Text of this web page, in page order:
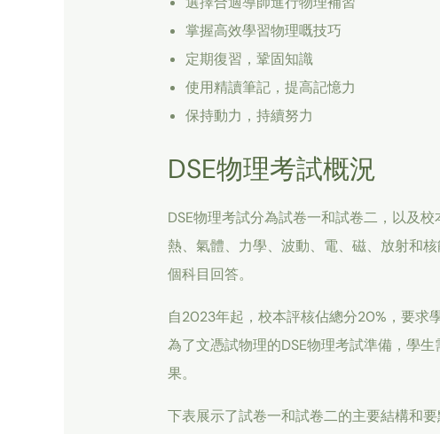
掌握高效學習物理嘅技巧
定期復習，鞏固知識
使用精讀筆記，提高記憶力
保持動力，持續努力
DSE物理考試概況
DSE物理考試分為試卷一和試卷二，以及
熱、氣體、力學、波動、電、磁、放射和
個科目回答。
自2023年起，校本評核佔總分20%，要求
為了文憑試物理的DSE物理考試準備，學
果。
下表展示了試卷一和試卷二的主要結構和要